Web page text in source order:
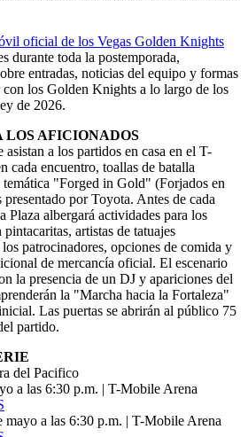
oficial de los Vegas Golden Knights
durante toda la postemporada,
entradas, noticias del equipo y formas
con los Golden Knights a lo largo de los
de 2026.
AFICIONADOS
a los partidos en casa en el T-
cada encuentro, toallas de batalla
temática "Forged in Gold" (Forjados en
por Toyota. Antes de cada
Plaza albergará actividades para los
artistas de tatuajes
patrocinadores, opciones de comida y
de mercancía oficial. El escenario
la presencia de un DJ y apariciones del
la "Marcha hacia la Fortaleza"
Las puertas se abrirán al público 75
partido.
del Pacifico
a las 6:30 p.m. | T-Mobile Arena
mayo a las 6:30 p.m. | T-Mobile Arena